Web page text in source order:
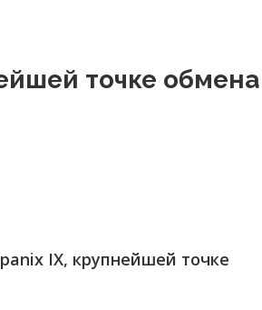
точке обмена
IX, крупнейшей точке